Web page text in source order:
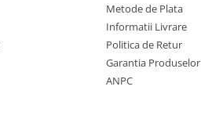
Metode de Plata
Informatii Livrare
Politica de Retur
Garantia Produselor
ANPC